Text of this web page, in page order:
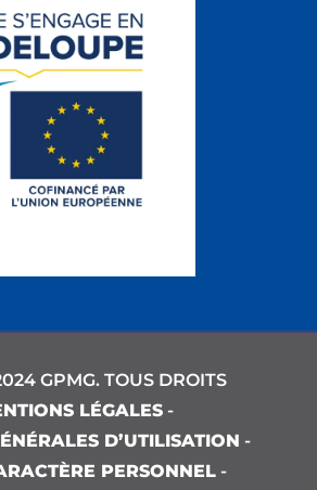
GPMG. TOUS DROITS
LÉGALES -
D’UTILISATION -
PERSONNEL -